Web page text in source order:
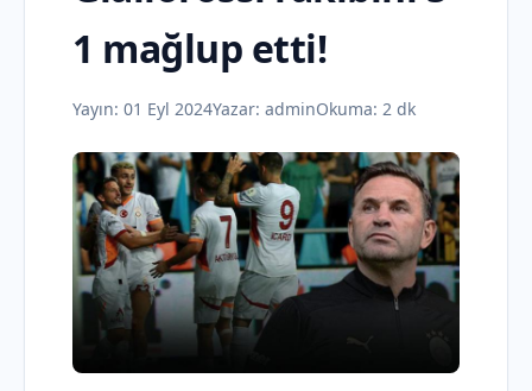
1 mağlup etti!
Yayın: 01 Eyl 2024Yazar: adminOkuma: 2 dk